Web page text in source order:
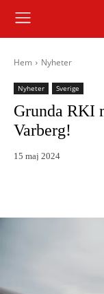
Hem Nyheter
Nyheter Sverige
Grunda RKI
Varberg!
15 maj 2024